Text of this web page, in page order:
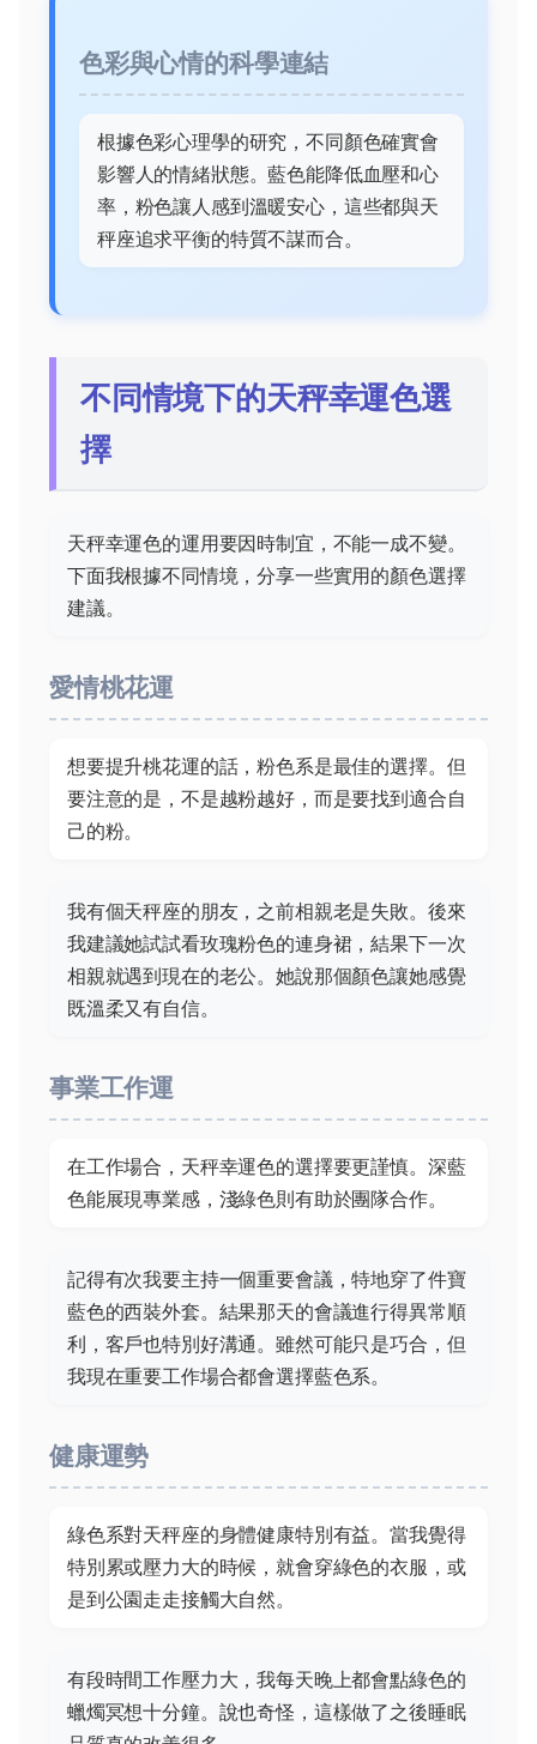
色彩與心情的科學連結
根據色彩心理學的研究，不同顏色確實會
影響人的情緒狀態。藍色能降低血壓和心
率，粉色讓人感到溫暖安心，這些都與天
秤座追求平衡的特質不謀而合。
不同情境下的天秤幸運色選
擇
天秤幸運色的運用要因時制宜，不能一成不變。
下面我根據不同情境，分享一些實用的顏色選擇
建議。
愛情桃花運
想要提升桃花運的話，粉色系是最佳的選擇。但
要注意的是，不是越粉越好，而是要找到適合自
己的粉。
我有個天秤座的朋友，之前相親老是失敗。後來
我建議她試試看玫瑰粉色的連身裙，結果下一次
相親就遇到現在的老公。她說那個顏色讓她感覺
既溫柔又有自信。
事業工作運
在工作場合，天秤幸運色的選擇要更謹慎。深藍
色能展現專業感，淺綠色則有助於團隊合作。
記得有次我要主持一個重要會議，特地穿了件寶
藍色的西裝外套。結果那天的會議進行得異常順
利，客戶也特別好溝通。雖然可能只是巧合，但
我現在重要工作場合都會選擇藍色系。
健康運勢
綠色系對天秤座的身體健康特別有益。當我覺得
特別累或壓力大的時候，就會穿綠色的衣服，或
是到公園走走接觸大自然。
有段時間工作壓力大，我每天晚上都會點綠色的
蠟燭冥想十分鐘。說也奇怪，這樣做了之後睡眠